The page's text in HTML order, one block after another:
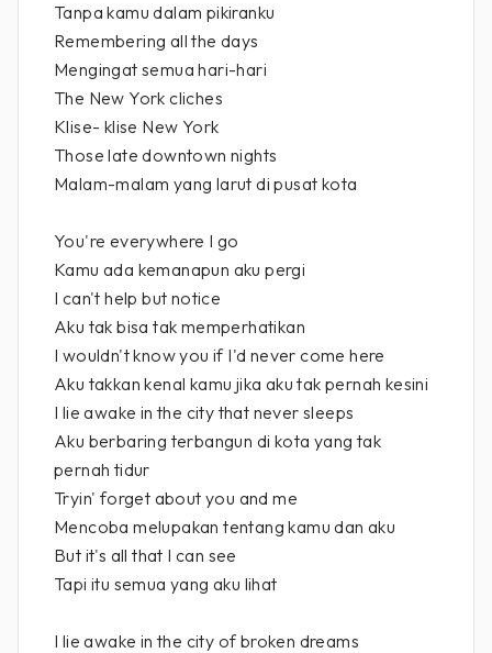
Tanpa kamu dalam pikiranku
Remembering all the days
Mengingat semua hari-hari
The New York cliches
Klise- klise New York
Those late downtown nights
Malam-malam yang larut di pusat kota
You're everywhere I go
Kamu ada kemanapun aku pergi
I can't help but notice
Aku tak bisa tak memperhatikan
I wouldn't know you if I'd never come here
Aku takkan kenal kamu jika aku tak pernah kesini
I lie awake in the city that never sleeps
Aku berbaring terbangun di kota yang tak
pernah tidur
Tryin' forget about you and me
Mencoba melupakan tentang kamu dan aku
But it's all that I can see
Tapi itu semua yang aku lihat
I lie awake in the city of broken dreams